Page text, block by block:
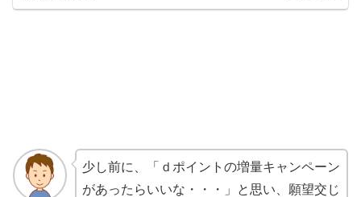
少し前に、「ｄポイントの増量キャンペーン
があったらいいな・・・」と思い、願望交じ